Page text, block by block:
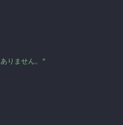
りません。"